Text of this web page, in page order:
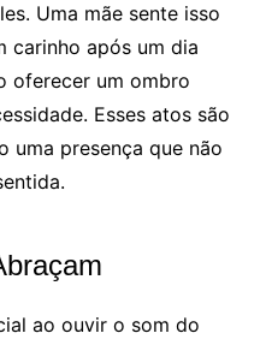
Uma mãe sente isso
carinho após um dia
oferecer um ombro
Esses atos são
uma presença que não
ao ouvir o som do